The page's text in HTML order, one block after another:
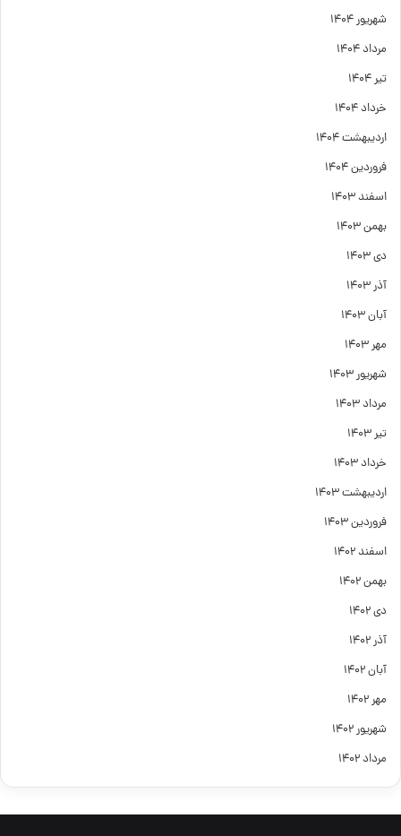
شهریور ۱۴۰۴
مرداد ۱۴۰۴
تیر ۱۴۰۴
خرداد ۱۴۰۴
اردیبهشت ۱۴۰۴
فروردین ۱۴۰۴
اسفند ۱۴۰۳
بهمن ۱۴۰۳
دی ۱۴۰۳
آذر ۱۴۰۳
آبان ۱۴۰۳
مهر ۱۴۰۳
شهریور ۱۴۰۳
مرداد ۱۴۰۳
تیر ۱۴۰۳
خرداد ۱۴۰۳
اردیبهشت ۱۴۰۳
فروردین ۱۴۰۳
اسفند ۱۴۰۲
بهمن ۱۴۰۲
دی ۱۴۰۲
آذر ۱۴۰۲
آبان ۱۴۰۲
مهر ۱۴۰۲
شهریور ۱۴۰۲
مرداد ۱۴۰۲